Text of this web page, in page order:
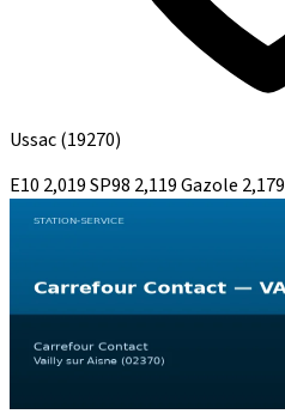
Ussac(19270)
E10 2,019SP98 2,119Gazole 2,179